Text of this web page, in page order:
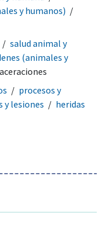
y humanos)
salud animal y
(animales y
procesos y
y lesiones
heridas